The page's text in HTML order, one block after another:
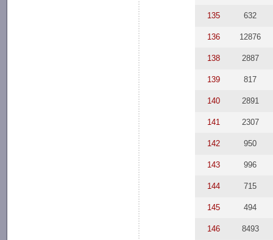
135 632
136 12876
138 2887
139 817
140 2891
141 2307
142 950
143 996
144 715
145 494
146 8493